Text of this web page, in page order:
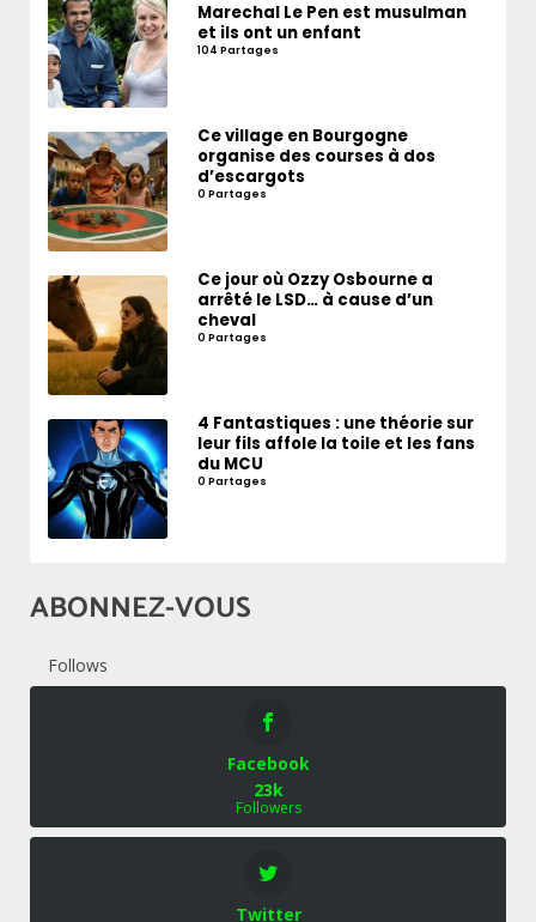
Marechal Le Pen est musulman
et ils ont un enfant
104 Partages
Ce village en Bourgogne
organise des courses à dos
d’escargots
0 Partages
Ce jour où Ozzy Osbourne a
arrêté le LSD… à cause d’un
cheval
0 Partages
4 Fantastiques : une théorie sur
leur fils affole la toile et les fans
du MCU
0 Partages
ABONNEZ-VOUS
Follows
Facebook
23k
Followers
Twitter